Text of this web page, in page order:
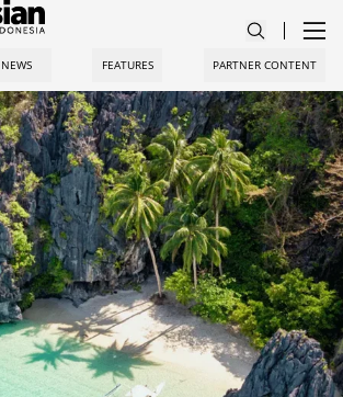
NEWS FEATURES PARTNER CONTENT